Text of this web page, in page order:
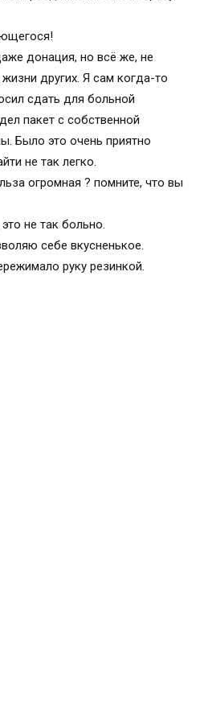
донация, но всё же, не
других. Я сам когда-то
сдать для больной
пакет с собственной
Было это очень приятно
не так легко.
огромная ? помните, что вы
не так больно.
себе вкусненькое.
руку резинкой.